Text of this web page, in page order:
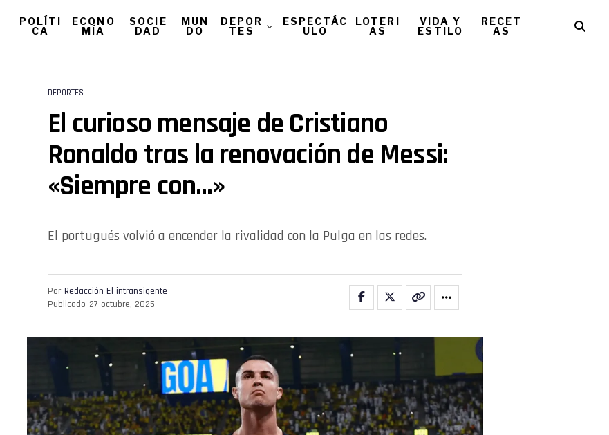
POLÍTI
CA
ECONO
MÍA
SOCIE
DAD
MUN
DO
DEPOR
TES
ESPECTÁC
ULO
LOTERI
AS
VIDA Y
ESTILO
RECET
AS
DEPORTES
El curioso mensaje de Cristiano
Ronaldo tras la renovación de Messi:
«Siempre con…»
El portugués volvió a encender la rivalidad con la Pulga en las redes.
Por Redacción El intransigente
Publicado 27 octubre, 2025